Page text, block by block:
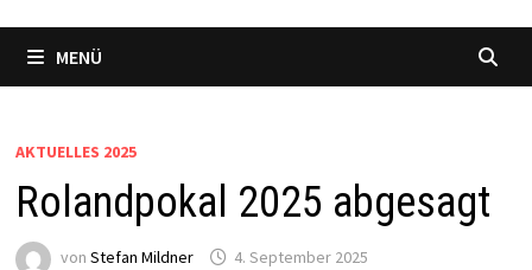
MENÜ
AKTUELLES 2025
Rolandpokal 2025 abgesagt
von Stefan Mildner 4. September 2025